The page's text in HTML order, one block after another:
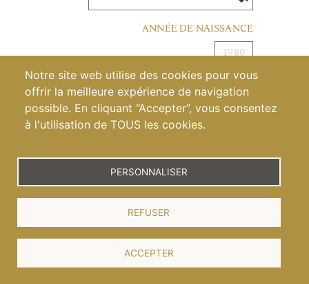
ANNÉE DE NAISSANCE
VALIDER
de 21 ans.
DÉCOUVRIR LES PARCELLES
DÉCOUVREZ NOTRE
MILLÉSIME 2022
Notre site web utilise des cookies pour vous
offrir la meilleure expérience de navigation
possible. En cliquant “Accepter”, vous consentez
à l'utilisation de TOUS les cookies.
PERSONNALISER
REFUSER
ACCEPTER